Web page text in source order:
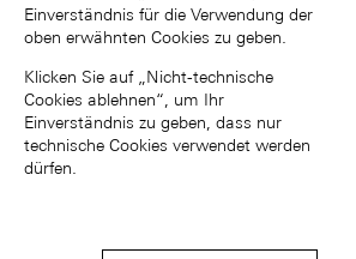
Einverständnis für die Verwendung der
oben erwähnten Cookies zu geben.
Klicken Sie auf „Nicht-technische
Cookies ablehnen“, um Ihr
Einverständnis zu geben, dass nur
technische Cookies verwendet werden
dürfen.